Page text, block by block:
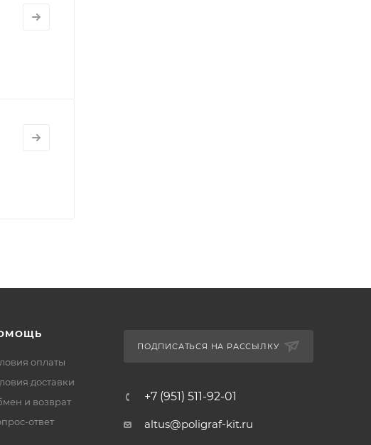
оплаты
доставки
и возврат
ответ
ПОДПИСАТЬСЯ НА РАССЫЛКУ
+7 (951) 511-92-01
altus@poligraf-kit.ru